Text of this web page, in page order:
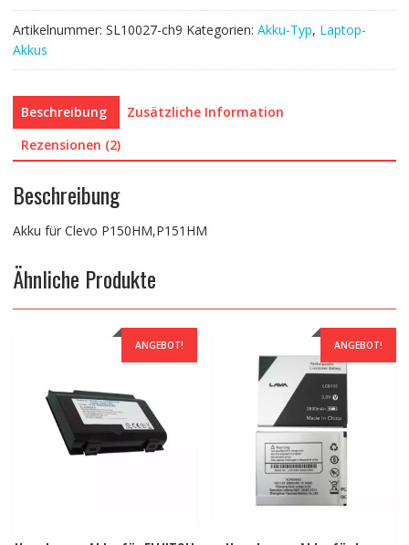
Artikelnummer: SL10027-ch9 Kategorien: Akku-Typ, Laptop-
Akkus
Beschreibung
Zusätzliche Information
Rezensionen (2)
Beschreibung
Akku für Clevo P150HM,P151HM
Ähnliche Produkte
ANGEBOT! ANGEBOT!